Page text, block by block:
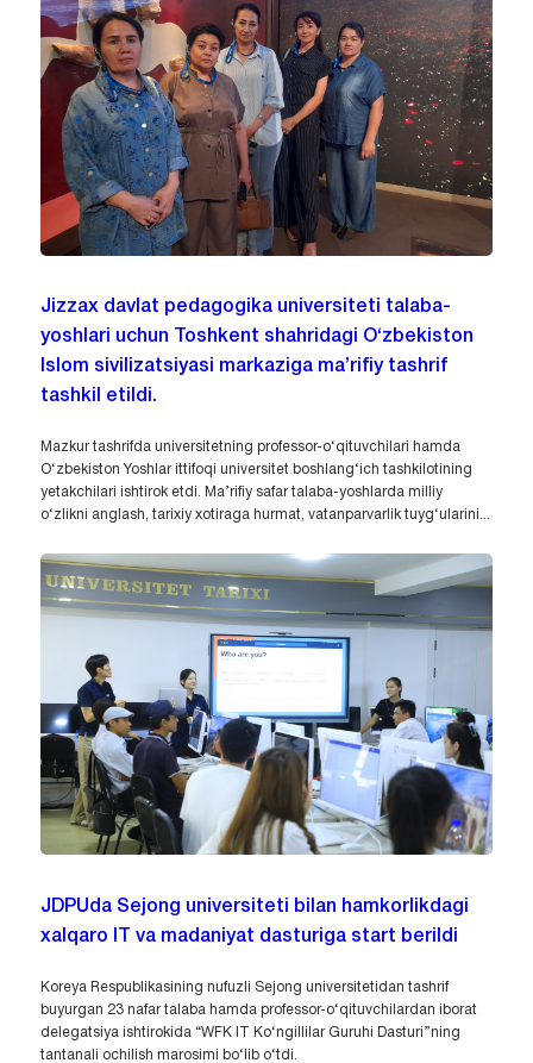
Jizzax davlat pedagogika universiteti talaba-
yoshlari uchun Toshkent shahridagi O‘zbekiston
Islom sivilizatsiyasi markaziga ma’rifiy tashrif
tashkil etildi.
Mazkur tashrifda universitetning professor-o‘qituvchilari hamda
O‘zbekiston Yoshlar ittifoqi universitet boshlang‘ich tashkilotining
yetakchilari ishtirok etdi. Ma’rifiy safar talaba-yoshlarda milliy
o‘zlikni anglash, tarixiy xotiraga hurmat, vatanparvarlik tuyg‘ularini...
JDPUda Sejong universiteti bilan hamkorlikdagi
xalqaro IT va madaniyat dasturiga start berildi
Koreya Respublikasining nufuzli Sejong universitetidan tashrif
buyurgan 23 nafar talaba hamda professor-o‘qituvchilardan iborat
delegatsiya ishtirokida “WFK IT Ko‘ngillilar Guruhi Dasturi”ning
tantanali ochilish marosimi bo‘lib o‘tdi.